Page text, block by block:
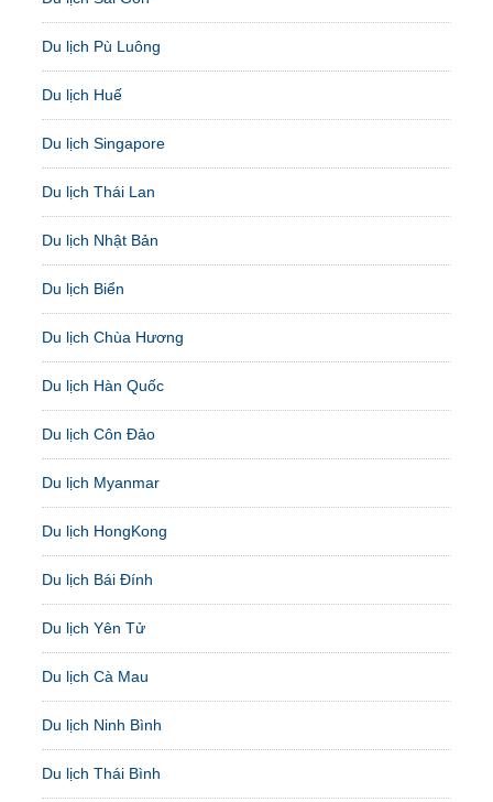
Du lịch Pù Luông
Du lịch Huế
Du lịch Singapore
Du lịch Thái Lan
Du lịch Nhật Bản
Du lịch Biển
Du lịch Chùa Hương
Du lịch Hàn Quốc
Du lịch Côn Đảo
Du lịch Myanmar
Du lịch HongKong
Du lịch Bái Đính
Du lịch Yên Tử
Du lịch Cà Mau
Du lịch Ninh Bình
Du lịch Thái Bình